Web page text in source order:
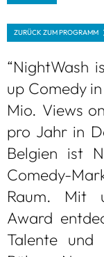
ZURÜCK ZUM PRO­GRAMM
“Night­Wash
up Comedy
Mio. Views
pro Jahr in
Bel­gien ist
Comedy-
Raum. Mit
Award
Talente